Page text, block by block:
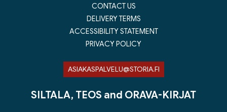
CONTACT US
DELIVERY TERMS
ACCESSIBILITY STATEMENT
PRIVACY POLICY
ASIAKASPALVELU@STORIA.FI
SILTALA, TEOS and ORAVA-KIRJAT